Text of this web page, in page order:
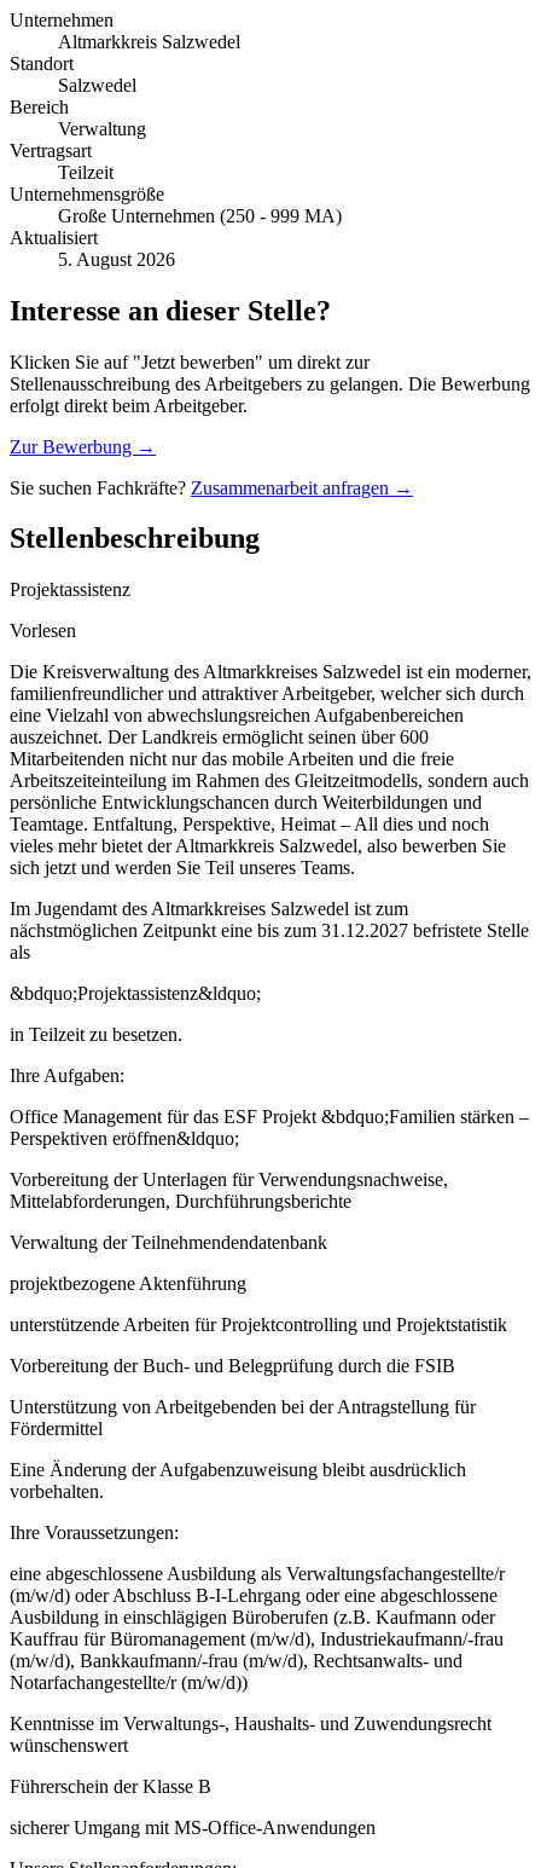
Unternehmen
Altmarkkreis Salzwedel
Standort
Salzwedel
Bereich
Verwaltung
Vertragsart
Teilzeit
Unternehmensgröße
Große Unternehmen (250 - 999 MA)
Aktualisiert
5. August 2026
Interesse an dieser Stelle?
Klicken Sie auf "Jetzt bewerben" um direkt zur
Stellenausschreibung des Arbeitgebers zu gelangen. Die Bewerbung
erfolgt direkt beim Arbeitgeber.
Zur Bewerbung →
Sie suchen Fachkräfte? Zusammenarbeit anfragen →
Stellenbeschreibung
Projektassistenz
Vorlesen
Die Kreisverwaltung des Altmarkkreises Salzwedel ist ein moderner,
familienfreundlicher und attraktiver Arbeitgeber, welcher sich durch
eine Vielzahl von abwechslungsreichen Aufgabenbereichen
auszeichnet. Der Landkreis ermöglicht seinen über 600
Mitarbeitenden nicht nur das mobile Arbeiten und die freie
Arbeitszeiteinteilung im Rahmen des Gleitzeitmodells, sondern auch
persönliche Entwicklungschancen durch Weiterbildungen und
Teamtage. Entfaltung, Perspektive, Heimat – All dies und noch
vieles mehr bietet der Altmarkkreis Salzwedel, also bewerben Sie
sich jetzt und werden Sie Teil unseres Teams.
Im Jugendamt des Altmarkkreises Salzwedel ist zum
nächstmöglichen Zeitpunkt eine bis zum 31.12.2027 befristete Stelle
als
&bdquo;Projektassistenz&ldquo;
in Teilzeit zu besetzen.
Ihre Aufgaben:
Office Management für das ESF Projekt &bdquo;Familien stärken –
Perspektiven eröffnen&ldquo;
Vorbereitung der Unterlagen für Verwendungsnachweise,
Mittelabforderungen, Durchführungsberichte
Verwaltung der Teilnehmendendatenbank
projektbezogene Aktenführung
unterstützende Arbeiten für Projektcontrolling und Projektstatistik
Vorbereitung der Buch- und Belegprüfung durch die FSIB
Unterstützung von Arbeitgebenden bei der Antragstellung für
Fördermittel
Eine Änderung der Aufgabenzuweisung bleibt ausdrücklich
vorbehalten.
Ihre Voraussetzungen:
eine abgeschlossene Ausbildung als Verwaltungsfachangestellte/r
(m/w/d) oder Abschluss B-I-Lehrgang oder eine abgeschlossene
Ausbildung in einschlägigen Büroberufen (z.B. Kaufmann oder
Kauffrau für Büromanagement (m/w/d), Industriekaufmann/-frau
(m/w/d), Bankkaufmann/-frau (m/w/d), Rechtsanwalts- und
Notarfachangestellte/r (m/w/d))
Kenntnisse im Verwaltungs-, Haushalts- und Zuwendungsrecht
wünschenswert
Führerschein der Klasse B
sicherer Umgang mit MS-Office-Anwendungen